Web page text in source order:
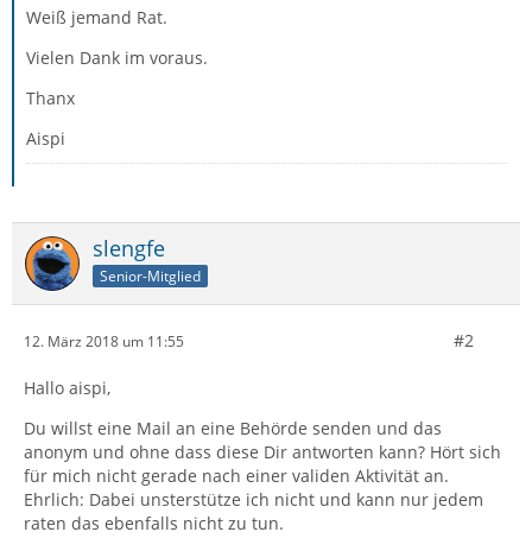
From: behörde.spitz.cc030f62e2.cherax-
Weiß jemand Rat.
Vielen Dank im voraus.
Thanx
Aispi
slengfe
Senior-Mitglied
12. März 2018 um 11:55 #2
Hallo aispi,
Du willst eine Mail an eine Behörde senden und das
anonym und ohne dass diese Dir antworten kann? Hört sich
für mich nicht gerade nach einer validen Aktivität an.
Ehrlich: Dabei unsterstütze ich nicht und kann nur jedem
raten das ebenfalls nicht zu tun.